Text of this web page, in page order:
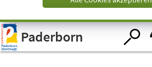
Visuelle
Assistenzsoftware
öffnen.Paderborn